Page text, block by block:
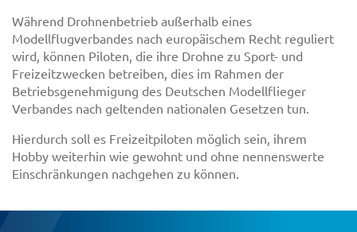
Während Drohnenbetrieb außerhalb eines
Modellflugverbandes nach europäischem Recht reguliert
wird, können Piloten, die ihre Drohne zu Sport- und
Freizeitzwecken betreiben, dies im Rahmen der
Betriebsgenehmigung des Deutschen Modellflieger
Verbandes nach geltenden nationalen Gesetzen tun.
Hierdurch soll es Freizeitpiloten möglich sein, ihrem
Hobby weiterhin wie gewohnt und ohne nennenswerte
Einschränkungen nachgehen zu können.